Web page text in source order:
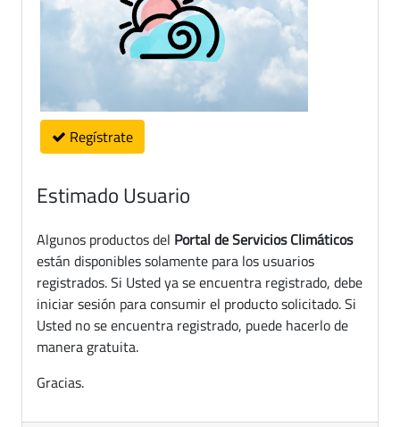
Regístrate
Estimado Usuario
Algunos productos del Portal de Servicios Climáticos
están disponibles solamente para los usuarios
registrados. Si Usted ya se encuentra registrado, debe
iniciar sesión para consumir el producto solicitado. Si
Usted no se encuentra registrado, puede hacerlo de
manera gratuita.
Gracias.